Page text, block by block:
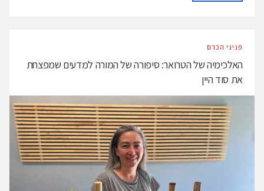
פניני הכרם
האלכימיה של הטרואר: סיפורה של המורה למדעים שמפצחת
את סוד היין